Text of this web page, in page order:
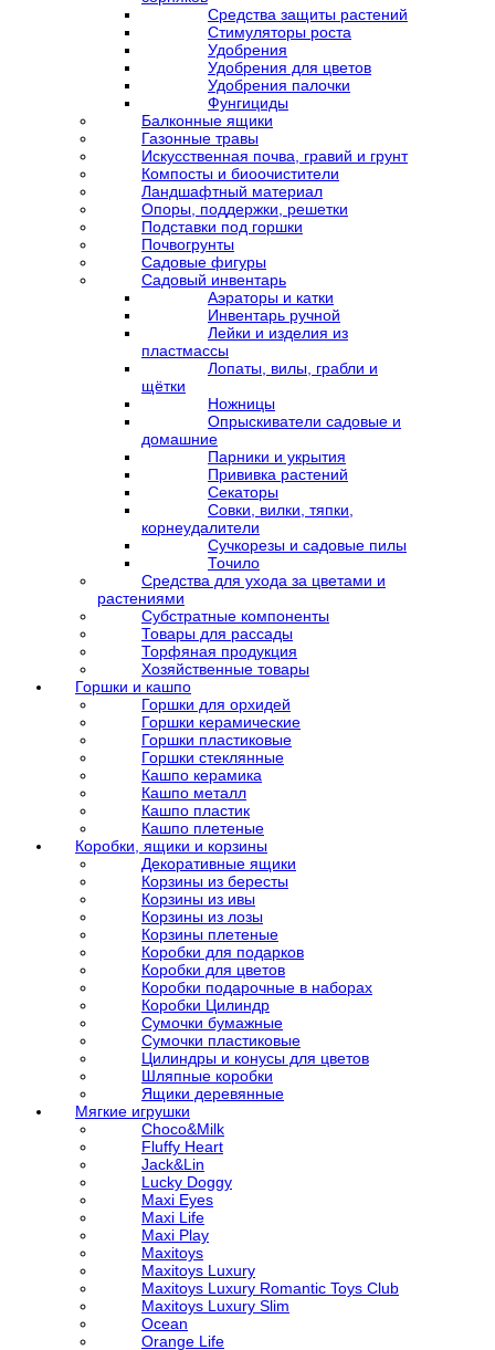
Средства защиты растений
Стимуляторы роста
Удобрения
Удобрения для цветов
Удобрения палочки
Фунгициды
Балконные ящики
Газонные травы
Искусственная почва, гравий и грунт
Компосты и биоочистители
Ландшафтный материал
Опоры, поддержки, решетки
Подставки под горшки
Почвогрунты
Садовые фигуры
Садовый инвентарь
Аэраторы и катки
Инвентарь ручной
Лейки и изделия из
пластмассы
Лопаты, вилы, грабли и
щётки
Ножницы
Опрыскиватели садовые и
домашние
Парники и укрытия
Прививка растений
Секаторы
Совки, вилки, тяпки,
корнеудалители
Сучкорезы и садовые пилы
Точило
Средства для ухода за цветами и
растениями
Субстратные компоненты
Товары для рассады
Торфяная продукция
Хозяйственные товары
Горшки и кашпо
Горшки для орхидей
Горшки керамические
Горшки пластиковые
Горшки стеклянные
Кашпо керамика
Кашпо металл
Кашпо пластик
Кашпо плетеные
Коробки, ящики и корзины
Декоративные ящики
Корзины из бересты
Корзины из ивы
Корзины из лозы
Корзины плетеные
Коробки для подарков
Коробки для цветов
Коробки подарочные в наборах
Коробки Цилиндр
Сумочки бумажные
Сумочки пластиковые
Цилиндры и конусы для цветов
Шляпные коробки
Ящики деревянные
Мягкие игрушки
Choco&Milk
Fluffy Heart
Jack&Lin
Lucky Doggy
Maxi Eyes
Maxi Life
Maxi Play
Maxitoys
Maxitoys Luxury
Maxitoys Luxury Romantic Toys Club
Maxitoys Luxury Slim
Ocean
Orange Life